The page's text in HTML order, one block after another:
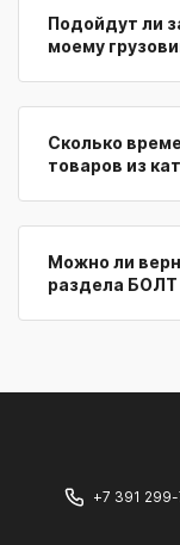
Подойдут ли
моему
Сколько
товаров из
Можно ли
раздела БОЛТ
+7 391